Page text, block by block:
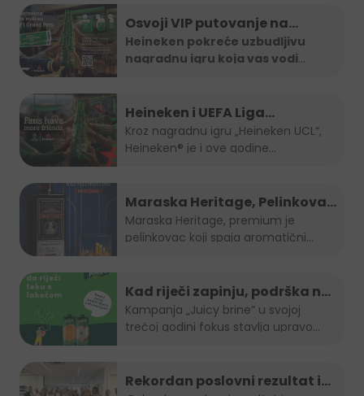
Osvoji VIP putovanje na
Formula 1 utrku uz Heineken
nagradnu igru
Heineken pokreće uzbudljivu
nagradnu igru koja vas vodi
Heineken i UEFA Liga
šampiona nagradili ljubitelje
nogometa u BiH
Kroz nagradnu igru „Heineken UCL“,
Heineken® je i ove godine...
Maraska Heritage, Pelinkovac
nad Pelinkovcima
Maraska Heritage, premium je
pelinkovac koji spaja aromatični
Kad riječi zapinju, podrška ne
smije: "Juicy brine" otvara
temu disleksije
Kampanja „Juicy brine“ u svojoj
trećoj godini fokus stavlja upravo...
Rekordan poslovni rezultat i